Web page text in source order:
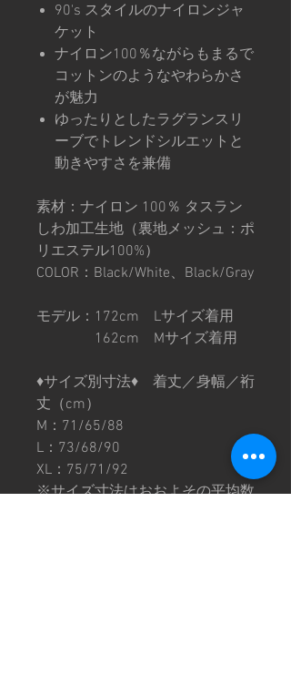
90's スタイルのナイロンジャ
ケット
ナイロン100％ながらもまるで
コットンのようなやわらかさ
が魅力
ゆったりとしたラグランスリ
ーブでトレンドシルエットと
動きやすさを兼備
素材：ナイロン 100％ タスラン
しわ加工生地（裏地メッシュ：ポ
リエステル100%）
COLOR：Black/White、Black/Gray
モデル：172cm Lサイズ着用
162cm Mサイズ着用
♦︎サイズ別寸法♦︎ 着丈／身幅／裄
丈（cm）
M：71/65/88
L：73/68/90
XL：75/71/92
※サイズ寸法はおおよその平均数